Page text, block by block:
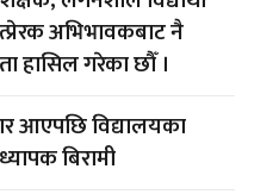
अभिभावकबाट नै
हासिल गरेका छौँ ।
आएपछि विद्यालयका
बिरामी